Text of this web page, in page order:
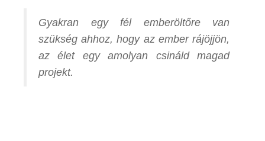
Gyakran egy fél emberöltőre van
szükség ahhoz, hogy az ember rájöjjön,
az élet egy amolyan csináld magad
projekt.